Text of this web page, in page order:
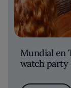
Mundial en
watch party